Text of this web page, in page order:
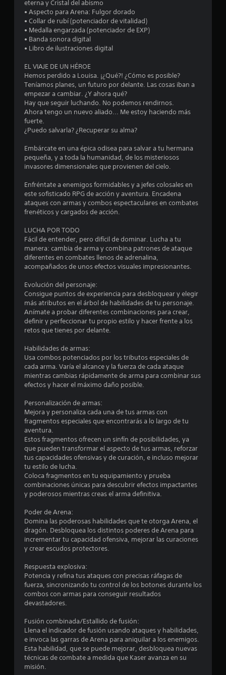
e
l
a
v
i
b
a
c
i
ó
n
d
e
l
a
n
d
.
p
u
l
s
a
i
o
n
e
s
r
á
i
d
a
d
e
b
o
t
o
n
e
s
P
u
e
d
e
s
j
g
a
r
a
l
u
e
g
y
d
e
s
p
l
a
a
r
t
e
p
r
l
o
s
m
n
ú
s
s
i
l
a
e
x
p
r
i
e
n
c
i
a
c
n
e
m
t
i
c
a
s
o
l
o
j
e
g
o
o
f
f
i
n
e
)
.
G
u
r
d
a
d
o
m
a
n
u
a
l
P
e
d
e
s
c
e
a
r
p
u
eterna y Cristal del abismo
• Aspecto para Arena: Fulgor dorado
• Collar de rubí (potenciador de vitalidad)
• Medalla engarzada (potenciador de EXP)
• Banda sonora digital
• Libro de ilustraciones digital
EL VIAJE DE UN HÉROE
Hemos perdido a Louisa. ¡¿Qué?! ¿Cómo es posible?
Teníamos planes, un futuro por delante. Las cosas iban a
empezar a cambiar. ¿Y ahora qué?
Hay que seguir luchando. No podemos rendirnos.
Ahora tengo un nuevo aliado... Me estoy haciendo más
fuerte.
¿Puedo salvarla? ¿Recuperar su alma?
Embárcate en una épica odisea para salvar a tu hermana
pequeña, y a toda la humanidad, de los misteriosos
invasores dimensionales que provienen del cielo.
Enfréntate a enemigos formidables y a jefes colosales en
este sofisticado RPG de acción y aventura. Encadena
ataques con armas y combos espectaculares en combates
frenéticos y cargados de acción.
LUCHA POR TODO
Fácil de entender, pero difícil de dominar. Lucha a tu
manera: cambia de arma y combina patrones de ataque
diferentes en combates llenos de adrenalina,
acompañados de unos efectos visuales impresionantes.
Evolución del personaje:
Consigue puntos de experiencia para desbloquear y elegir
más atributos en el árbol de habilidades de tu personaje.
Anímate a probar diferentes combinaciones para crear,
definir y perfeccionar tu propio estilo y hacer frente a los
retos que tienes por delante.
Habilidades de armas:
Usa combos potenciados por los tributos especiales de
cada arma. Varía el alcance y la fuerza de cada ataque
mientras cambias rápidamente de arma para combinar sus
efectos y hacer el máximo daño posible.
Personalización de armas:
Mejora y personaliza cada una de tus armas con
fragmentos especiales que encontrarás a lo largo de tu
aventura.
Estos fragmentos ofrecen un sinfín de posibilidades, ya
que pueden transformar el aspecto de tus armas, reforzar
tus capacidades ofensivas y de curación, e incluso mejorar
tu estilo de lucha.
Coloca fragmentos en tu equipamiento y prueba
combinaciones únicas para descubrir efectos impactantes
y poderosos mientras creas el arma definitiva.
Poder de Arena:
Domina las poderosas habilidades que te otorga Arena, el
dragón. Desbloquea los distintos poderes de Arena para
incrementar tu capacidad ofensiva, mejorar las curaciones
y crear escudos protectores.
Respuesta explosiva:
Potencia y refina tus ataques con precisas ráfagas de
fuerza, sincronizando tu control de los botones durante los
combos con armas para conseguir resultados
devastadores.
Fusión combinada/Estallido de fusión:
Llena el indicador de fusión usando ataques y habilidades,
e invoca las garras de Arena para aniquilar a los enemigos.
Esta habilidad, que se puede mejorar, desbloquea nuevas
técnicas de combate a medida que Kaser avanza en su
misión.